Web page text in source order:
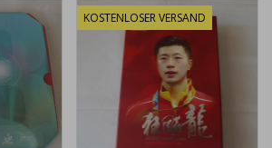
KOSTENLOSER VERSAND